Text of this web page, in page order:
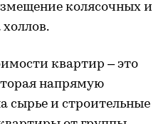
колясочных и
квартир – это
напрямую
сырье и строительные